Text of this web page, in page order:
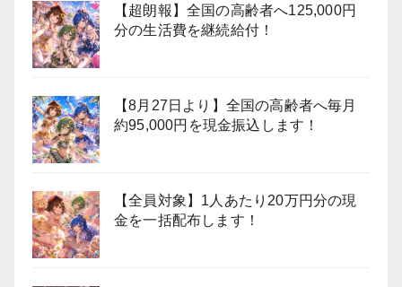
【超朗報】全国の高齢者へ125,000円
分の生活費を継続給付！
【8月27日より】全国の高齢者へ毎月
約95,000円を現金振込します！
【全員対象】1人あたり20万円分の現
金を一括配布します！